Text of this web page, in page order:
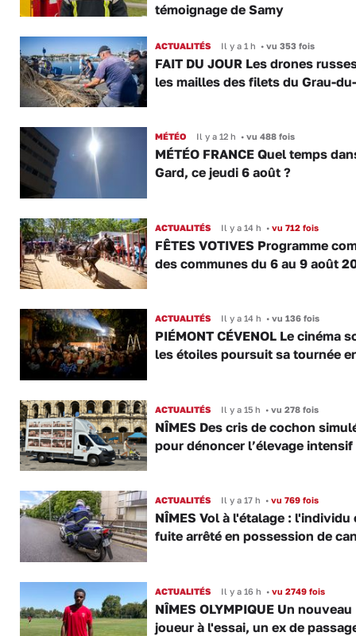
témoignage de Samy
ACTUALITÉS Il y a 1 h •vu 353 fois
FAIT DU JOUR Les drones
les mailles des filets du Grau-
MÉTÉO Il y a 12 h •vu 488 fois
MÉTÉO FRANCE Quel temps
Gard, ce jeudi 6 août ?
ACTUALITÉS Il y a 14 h •vu 712 fois
FÊTES VOTIVES Programme
des communes du 6 au 9 août
ACTUALITÉS Il y a 14 h •vu 136 fois
PIÉMONT CÉVENOL Le cinéma
les étoiles poursuit sa tournée
ACTUALITÉS Il y a 15 h •vu 278 fois
NÎMES Des cris de cochon
pour dénoncer l’élevage intensif
ACTUALITÉS Il y a 17 h •vu 769 fois
NÎMES Vol à l'étalage : l'individu
fuite arrêté en possession de
ACTUALITÉS Il y a 16 h •vu 2749 fois
NÎMES OLYMPIQUE Un nouveau
joueur à l'essai, un ex de